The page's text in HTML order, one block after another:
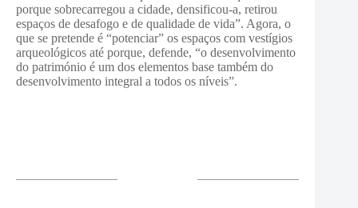
porque sobrecarregou a cidade, densificou-a, retirou
espaços de desafogo e de qualidade de vida”. Agora, o
que se pretende é “potenciar” os espaços com vestígios
arqueológicos até porque, defende, “o desenvolvimento
do património é um dos elementos base também do
desenvolvimento integral a todos os níveis”.